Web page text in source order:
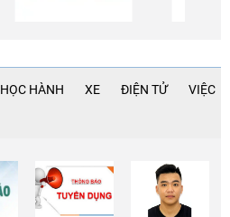
HỌC HÀNH XE ĐIỆN TỬ VIỆC